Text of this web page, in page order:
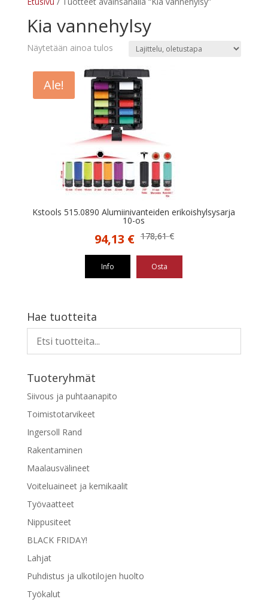
Kia vannehylsy
Näytetään ainoa tulos
Ale!
Kstools 515.0890 Alumiinivanteiden erikoishylsysarja
10-os
178,61€
Alkuperäinen
178,61 €.
94,13 €Nykyinen
94,13 €.
Info Osta
Hae tuotteita
Tuoteryhmät
Siivous ja puhtaanapito
Toimistotarvikeet
Ingersoll Rand
Rakentaminen
Maalausvälineet
Voiteluaineet ja kemikaalit
Työvaatteet
Nippusiteet
BLACK FRIDAY!
Lahjat
Puhdistus ja ulkotilojen huolto
Työkalut